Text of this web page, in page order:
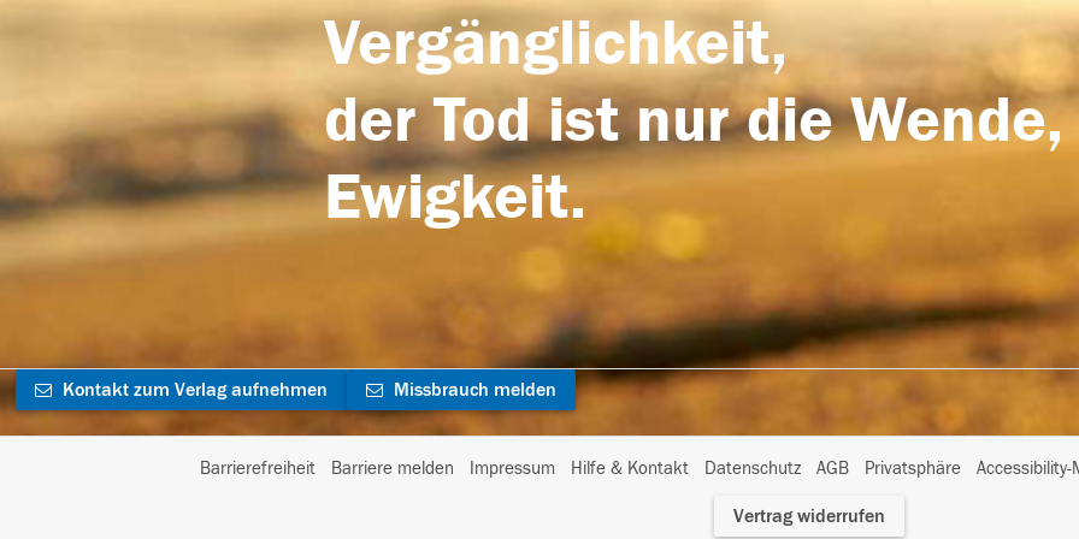
Vergänglichkeit,
der Tod ist nur die
Ewigkeit.
Kontakt zum Verlag aufnehmen Missbrauch melden
Barrierefreiheit Barriere melden Impressum Hilfe & Kontakt Datenschutz AGB Privatsphäre
I
Vertrag widerrufen